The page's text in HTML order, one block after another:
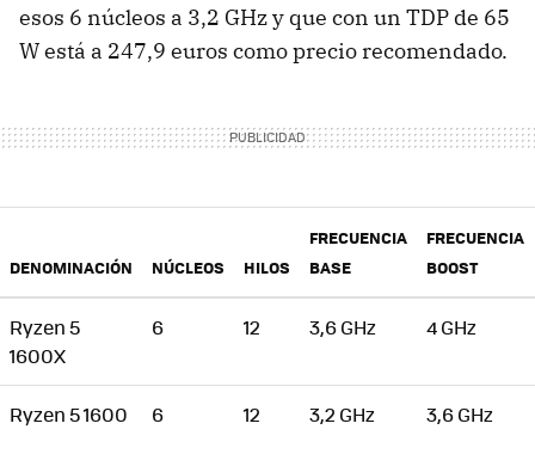
esos 6 núcleos a 3,2 GHz y que con un TDP de 65
W está a 247,9 euros como precio recomendado.
DENOMINACIÓN NÚCLEOS HILOS
FRECUENCIA
BASE
FRECUENCIA
BOOST
Ryzen 5
1600X
6 12 3,6 GHz 4 GHz
Ryzen 5 1600 6 12 3,2 GHz 3,6 GHz